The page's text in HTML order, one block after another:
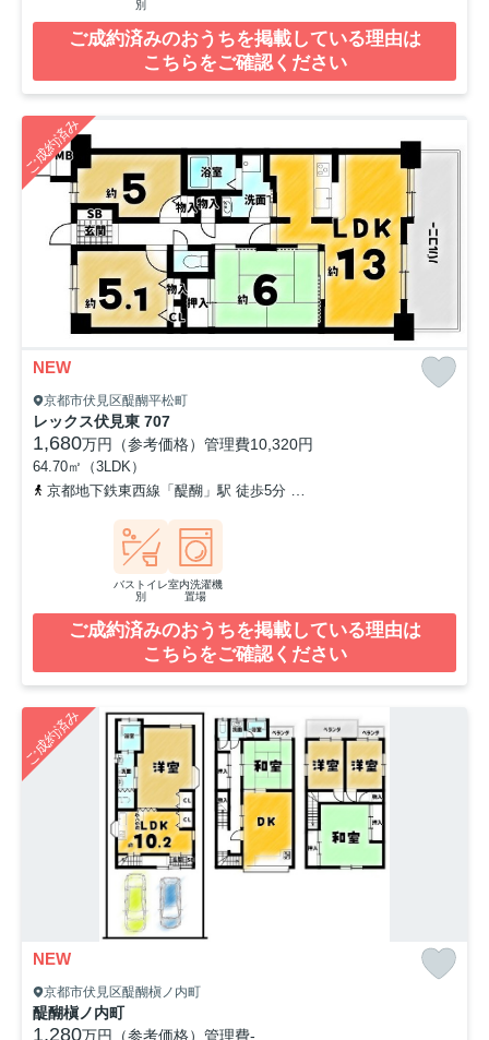
別
ご成約済みのおうちを掲載している理由は
こちらをご確認ください
ご成約済み
NEW
京都市伏見区醍醐平松町
レックス伏見東 707
1,680万円（参考価格） 管理費10,320円
64.70㎡（3LDK）
京都地下鉄東西線「醍醐」駅 徒歩5分
バストイレ
別
室内洗濯機
置場
ご成約済みのおうちを掲載している理由は
こちらをご確認ください
ご成約済み
NEW
京都市伏見区醍醐槇ノ内町
醍醐槇ノ内町
1,280万円（参考価格） 管理費-